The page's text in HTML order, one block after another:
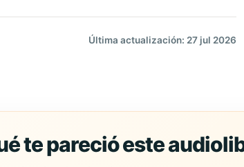
Última actualización: 27 jul 2026